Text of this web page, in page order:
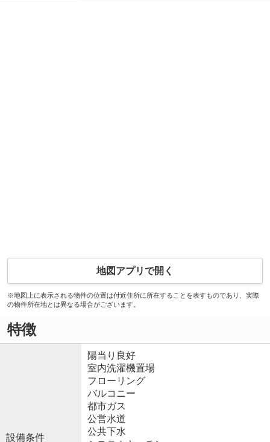
地図アプリで開く
※地図上に表示される物件の位置は付近住所に所在することを表すものであり、実際
の物件所在地とは異なる場合がございます。
特徴
設備条件
陽当り良好
室内洗濯機置場
フローリング
バルコニー
都市ガス
公営水道
公共下水